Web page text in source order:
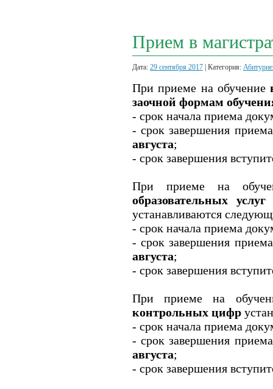
Прием в
Дата: 29 сентября 2017 | Категория:
При приеме на обучение
заочной формам
- срок начала приема
- срок завершения
августа;
- срок завершения
При приеме на
образовательных
устанавливаются
- срок начала приема
- срок завершения
августа;
- срок завершения
При приеме на
контрольных цифр
- срок начала приема
- срок завершения
августа;
- срок завершения